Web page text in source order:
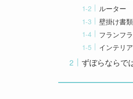
ルーター
壁掛け書
フランフ
インテリ
ずぼらならで